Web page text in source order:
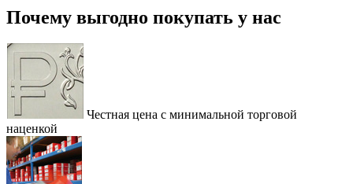
Почему выгодно покупать у нас
Честная цена с минимальной торговой
наценкой